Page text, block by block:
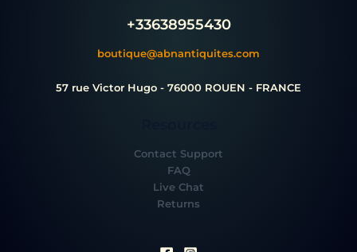
+33638955430
boutique@abnantiquites.com
57 rue Victor Hugo - 76000 ROUEN - FRANCE
Contact Support
FAQ
Live Chat
Returns